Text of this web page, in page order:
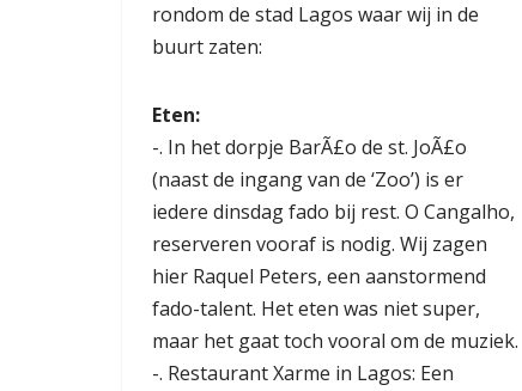
rondom de stad Lagos waar wij in de
buurt zaten:
Eten:
-. In het dorpje BarÃ£o de st. JoÃ£o
(naast de ingang van de ‘Zoo’) is er
iedere dinsdag fado bij rest. O Cangalho,
reserveren vooraf is nodig. Wij zagen
hier Raquel Peters, een aanstormend
fado-talent. Het eten was niet super,
maar het gaat toch vooral om de muziek.
-. Restaurant Xarme in Lagos: Een